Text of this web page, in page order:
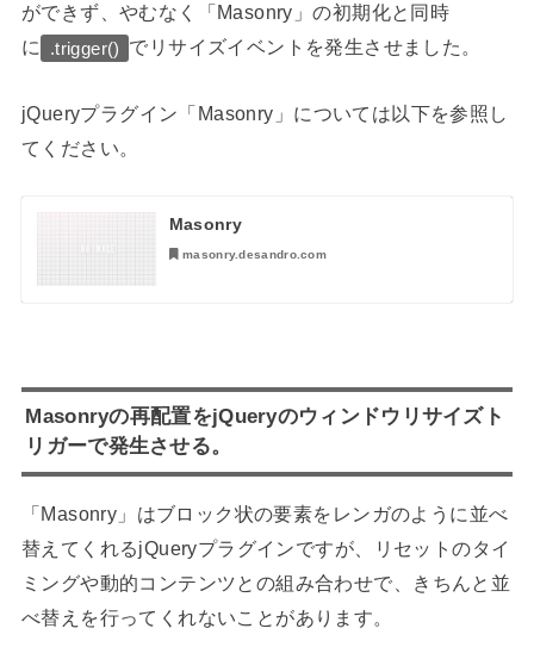
ができず、やむなく「Masonry」の初期化と同時
に
.trigger() でリサイズイベントを発生させました。
jQueryプラグイン「Masonry」については以下を参照し
てください。
Masonry
masonry.desandro.com
Masonryの再配置をjQueryのウィンドウリサイズト
リガーで発生させる。
「Masonry」はブロック状の要素をレンガのように並べ
替えてくれるjQueryプラグインですが、リセットのタイ
ミングや動的コンテンツとの組み合わせで、きちんと並
べ替えを行ってくれないことがあります。